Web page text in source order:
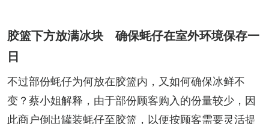
胶篮下方放满冰块 确保蚝仔在室外环境保存一
日
不过部份蚝仔为何放在胶篮内，又如何确保冰鲜不
变？蔡小姐解释，由于部份顾客购入的份量较少，因
此商户倒出罐装蚝仔至胶篮，以便按顾客需要灵活提